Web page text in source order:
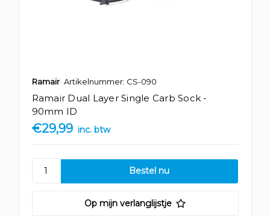
Ramair Artikelnummer: CS-090
Ramair Dual Layer Single Carb Sock -
90mm ID
€29,99 inc. btw
Op mijn verlanglijstje